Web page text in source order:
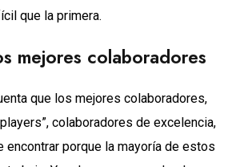
que la primera.
mejores colaboradores
que los mejores colaboradores,
colaboradores de excelencia,
porque la mayoría de estos